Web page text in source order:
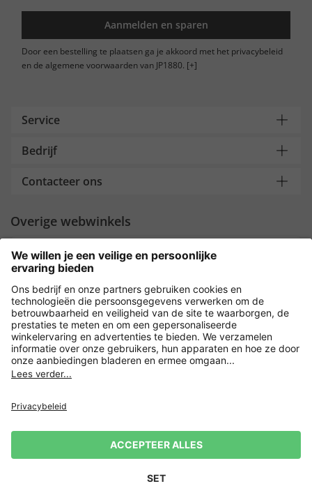
Aanmelden en sparen
Door een bestelling te plaatsen ga je akkoord met het privacybeleid
en de algemene voorwaarden van JP1880. [+]
Service
Bedrijf
Contacteer ons
Overige webwinkels
Nederland
Payment and Delivery
Versleuteling met
Verkoopvoorwaarden
Leveringsvoorwaarden
Herroeping indienen
Impressum Cookie-instellingen